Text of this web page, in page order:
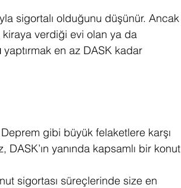
sigortalı olduğunu düşünür. Ancak
kiraya verdiği evi olan ya da
yaptırmak en az DASK kadar
Deprem gibi büyük felaketlere karşı
DASK’ın yanında kapsamlı bir konut
sigortası süreçlerinde size en